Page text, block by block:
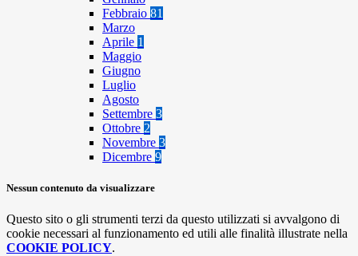
Febbraio 81
Marzo
Aprile 1
Maggio
Giugno
Luglio
Agosto
Settembre 3
Ottobre 2
Novembre 3
Dicembre 9
Nessun contenuto da visualizzare
Questo sito o gli strumenti terzi da questo utilizzati si avvalgono di
cookie necessari al funzionamento ed utili alle finalità illustrate nella
COOKIE POLICY.